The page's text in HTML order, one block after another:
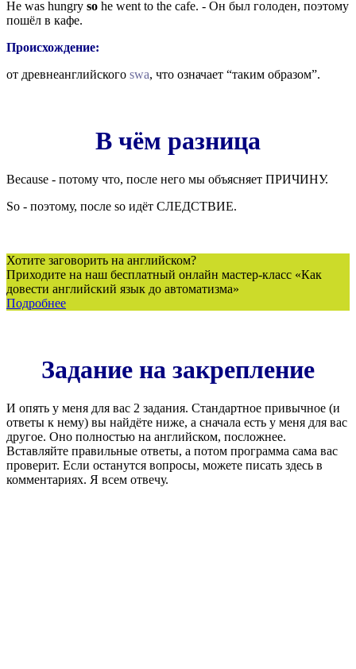
He was hungry so he went to the cafe. - Он был голоден, поэтому
пошёл в кафе.
Происхождение:
от древнеанглийского swa, что означает “таким образом”.
В чём разница
Because - потому что, после него мы объясняет ПРИЧИНУ.
So - поэтому, после so идёт СЛЕДСТВИЕ.
Хотите заговорить на английском?
Приходите на наш бесплатный онлайн мастер-класс «Как
довести английский язык до автоматизма»
Подробнее
Задание на закрепление
И опять у меня для вас 2 задания. Стандартное привычное (и
ответы к нему) вы найдёте ниже, а сначала есть у меня для вас
другое. Оно полностью на английском, посложнее.
Вставляйте правильные ответы, а потом программа сама вас
проверит. Если останутся вопросы, можете писать здесь в
комментариях. Я всем отвечу.